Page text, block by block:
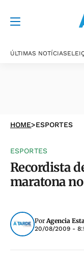
ÚLTIMAS NOTÍCIAS
HOME>ESPORTES
ESPORTES
Recordista
maratona
PorAgencia
20/08/2009 -